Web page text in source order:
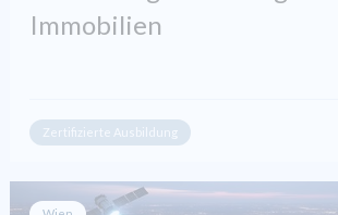
Immobilien
Zertifizierte Ausbildung